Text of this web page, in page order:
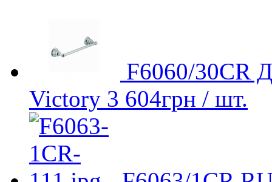
F6060/30CR
Victory 3 604грн / шт.